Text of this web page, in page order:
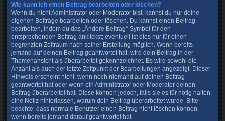
Wie kann ich einen Beitrag bearbeiten oder löschen?
Wenn du nicht Administrator oder Moderator bist, kannst du nur deine
eigenen Beiträge bearbeiten oder löschen. Du kannst einen Beitrag
bearbeiten, indem du das „Ändere Beitrag“-Symbol für den
entsprechenden Beitrag anklickst; eventuell ist dies nur für einen
begrenzten Zeitraum nach seiner Erstellung möglich. Wenn bereits
jemand auf deinen Beitrag geantwortet hat, wird dein Beitrag in der
Themenansicht als überarbeitet gekennzeichnet. Es wird sowohl die
Anzahl als auch der letzte Zeitpunkt der Bearbeitungen angezeigt. Dieser
Hinweis erscheint nicht, wenn noch niemand auf deinen Beitrag
geantwortet hat oder wenn ein Administrator oder Moderator deinen
Beitrag überarbeitet hat. Diese können jedoch, falls sie es für nötig halten,
eine Notiz hinterlassen, warum dein Beitrag überarbeitet wurde. Bitte
beachte, dass normale Benutzer einen Beitrag nicht löschen können,
wenn bereits jemand darauf geantwortet hat.